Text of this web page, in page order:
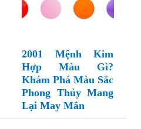
2001 Mệnh Kim
Hợp Màu Gì?
Khám Phá Màu Sắc
Phong Thủy Mang
Lại May Mắn